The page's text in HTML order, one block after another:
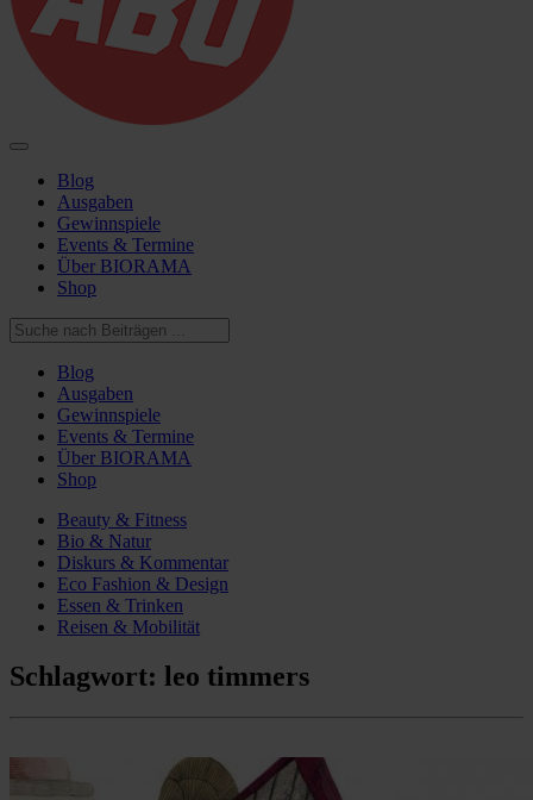
Blog
Ausgaben
Gewinnspiele
Events & Termine
Über BIORAMA
Shop
Blog
Ausgaben
Gewinnspiele
Events & Termine
Über BIORAMA
Shop
Beauty & Fitness
Bio & Natur
Diskurs & Kommentar
Eco Fashion & Design
Essen & Trinken
Reisen & Mobilität
Schlagwort: leo timmers